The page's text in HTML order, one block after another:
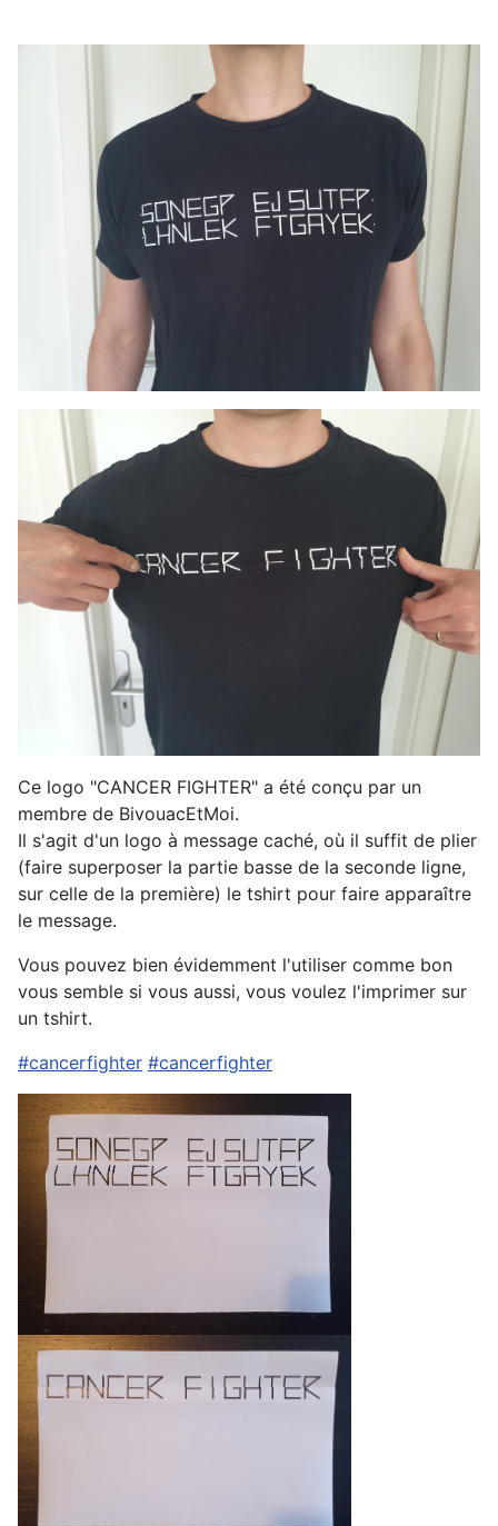
Ce logo "CANCER FIGHTER" a été conçu par un
membre de BivouacEtMoi.
Il s'agit d'un logo à message caché, où il suffit de plier
(faire superposer la partie basse de la seconde ligne,
sur celle de la première) le tshirt pour faire apparaître
le message.
Vous pouvez bien évidemment l'utiliser comme bon
vous semble si vous aussi, vous voulez l'imprimer sur
un tshirt.
#cancerfighter #cancerfighter